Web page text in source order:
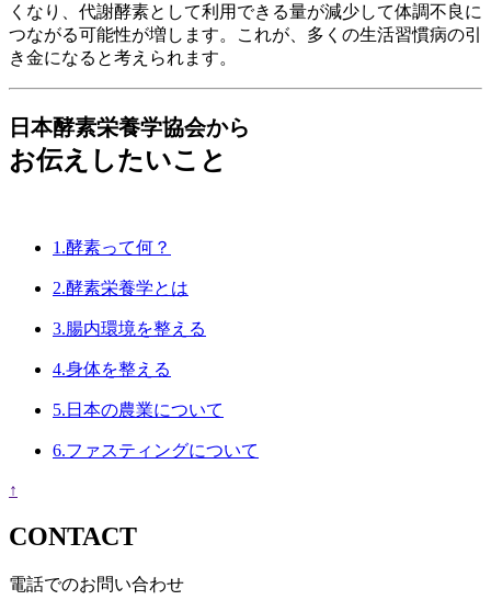
くなり、代謝酵素として利用できる量が減少して体調不良に
つながる可能性が増します。これが、多くの生活習慣病の引
き金になると考えられます。
日本酵素栄養学協会から
お伝えしたいこと
1.酵素って何？
2.酵素栄養学とは
3.腸内環境を整える
4.身体を整える
5. 日本の農業について
6.ファスティングについて
↑
CONTACT
電話でのお問い合わせ